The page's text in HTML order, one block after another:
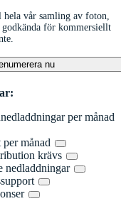
vår samling av foton,
för kommersiellt
nu
per månad
månad
krävs
nedladdningar